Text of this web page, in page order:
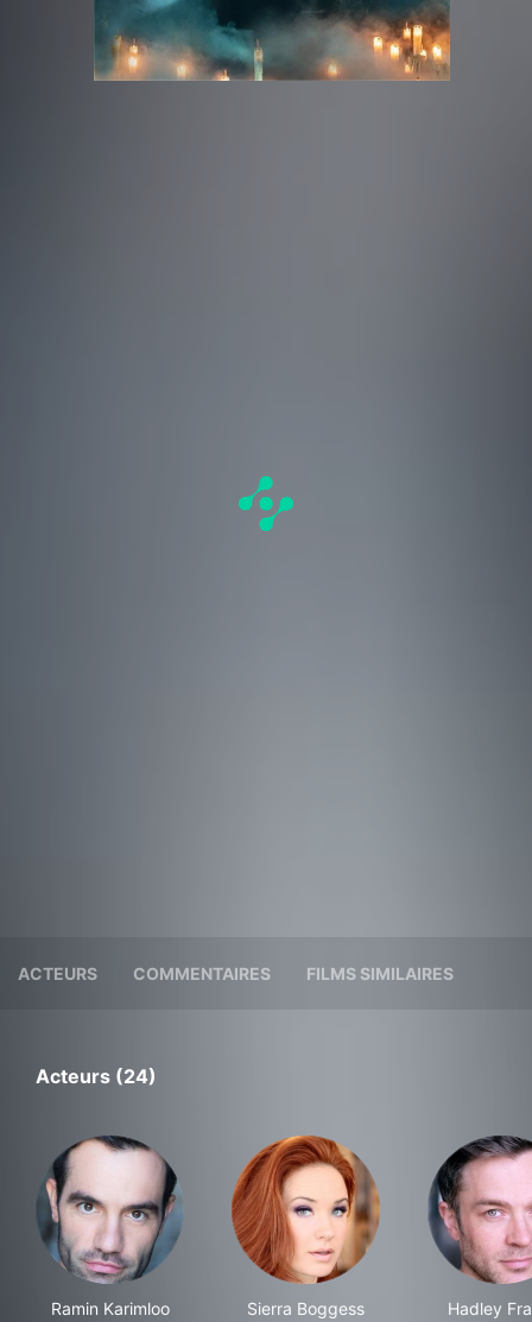
ACTEURS COMMENTAIRES FILMS SIMILAIRES
Acteurs (24)
Ramin Karimloo
Sierra Boggess
Hadley